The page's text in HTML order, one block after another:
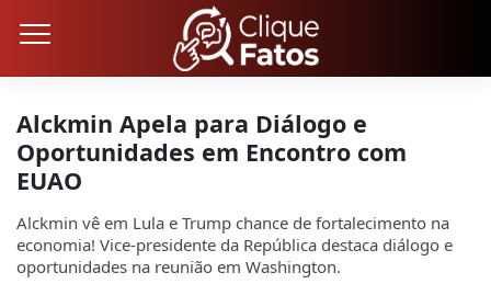
Alckmin Apela para Diálogo e
Oportunidades em Encontro com
EUAO
Alckmin vê em Lula e Trump chance de fortalecimento na
economia! Vice-presidente da República destaca diálogo e
oportunidades na reunião em Washington.